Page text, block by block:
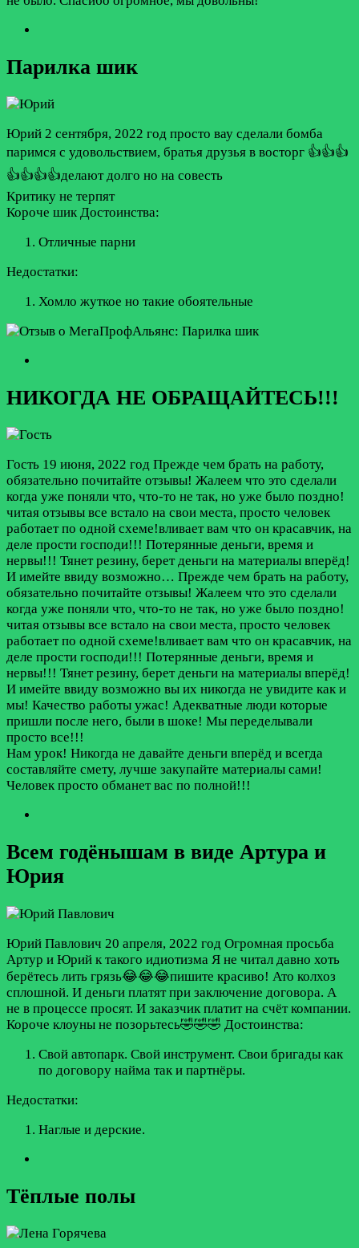
Парилка шик
Юрий 2 сентября, 2022 год просто вау сделали бомба
паримся с удовольствием, братья друзья в восторг 👍👍👍
👍👍👍👍делают долго но на совесть
Критику не терпят
Короче шикДостоинства:
Отличные парни
Недостатки:
Хомло жуткое но такие обоятельные
НИКОГДА НЕ ОБРАЩАЙТЕСЬ!!!
Гость 19 июня, 2022 год Прежде чем брать на работу,
обязательно почитайте отзывы! Жалеем что это сделали
когда уже поняли что, что-то не так, но уже было поздно!
читая отзывы все встало на свои места, просто человек
работает по одной схеме!вливает вам что он красавчик, на
деле прости господи!!! Потерянные деньги, время и
нервы!!! Тянет резину, берет деньги на материалы вперёд!
И имейте ввиду возможно… Прежде чем брать на работу,
обязательно почитайте отзывы! Жалеем что это сделали
когда уже поняли что, что-то не так, но уже было поздно!
читая отзывы все встало на свои места, просто человек
работает по одной схеме!вливает вам что он красавчик, на
деле прости господи!!! Потерянные деньги, время и
нервы!!! Тянет резину, берет деньги на материалы вперёд!
И имейте ввиду возможно вы их никогда не увидите как и
мы! Качество работы ужас! Адекватные люди которые
пришли после него, были в шоке! Мы переделывали
просто все!!!
Нам урок! Никогда не давайте деньги вперёд и всегда
составляйте смету, лучше закупайте материалы сами!
Человек просто обманет вас по полной!!!
Всем годёнышам в виде Артура и
Юрия
Юрий Павлович 20 апреля, 2022 год Огромная просьба
Артур и Юрий к такого идиотизма Я не читал давно хоть
берётесь лить грязь😂😂😂пишите красиво! Ато колхоз
сплошной. И деньги платят при заключение договора. А
не в процессе просят. И заказчик платит на счёт компании.
Короче клоуны не позорьтесь🤣🤣🤣 Достоинства:
Свой автопарк. Свой инструмент. Свои бригады как
по договору найма так и партнёры.
Недостатки:
Наглые и дерские.
Тёплые полы